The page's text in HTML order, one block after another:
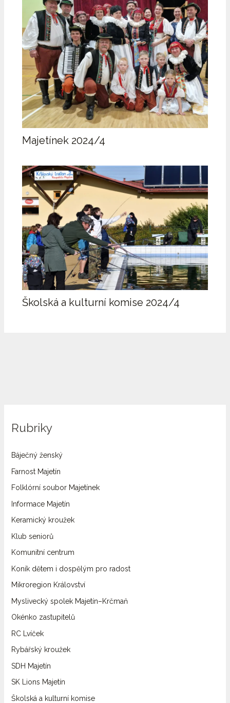
Majetínek 2024/4
Školská a kulturní komise 2024/4
Rubriky
Báječný ženský
Farnost Majetín
Folklórní soubor Majetínek
Informace Majetín
Keramický kroužek
Klub seniorů
Komunitní centrum
Koník dětem i dospělým pro radost
Mikroregion Království
Myslivecký spolek Majetín–Krčmaň
Okénko zastupitelů
RC Lvíček
Rybářský kroužek
SDH Majetín
SK Lions Majetín
Školská a kulturní komise